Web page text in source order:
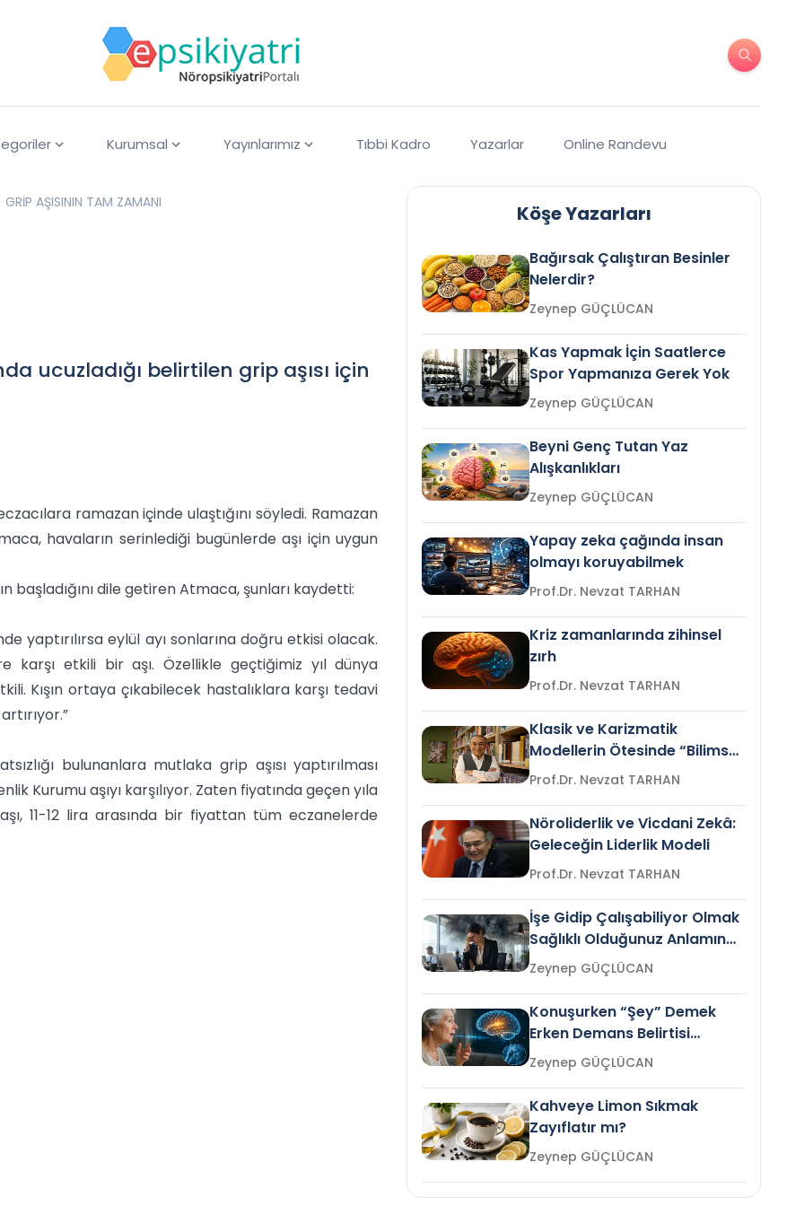
Kurumsal Yayınlarımız Tıbbi Kadro Yazarlar Online Randevu
GRİP AŞISININ TAM ZAMANI
ucuzladığı belirtilen grip aşısı için
ramazan içinde ulaştığını söyledi. Ramazan
havaların serinlediği bugünlerde aşı için uygun
başladığını dile getiren Atmaca, şunları kaydetti:
yaptırılırsa eylül ayı sonlarına doğru etkisi olacak.
karşı etkili bir aşı. Özellikle geçtiğimiz yıl dünya
Kışın ortaya çıkabilecek hastalıklara karşı tedavi
bulunanlara mutlaka grip aşısı yaptırılması
Kurumu aşıyı karşılıyor. Zaten fiyatında geçen yıla
11-12 lira arasında bir fiyattan tüm eczanelerde
Köşe Yazarları
Bağırsak Çalıştıran Besinler
Nelerdir?
Zeynep GÜÇLÜCAN
Kas Yapmak İçin Saatlerce
Spor Yapmanıza Gerek Yok
Zeynep GÜÇLÜCAN
Beyni Genç Tutan Yaz
Alışkanlıkları
Zeynep GÜÇLÜCAN
Yapay zeka çağında insan
olmayı koruyabilmek
Prof.Dr. Nevzat TARHAN
Kriz zamanlarında zihinsel
zırh
Prof.Dr. Nevzat TARHAN
Klasik ve Karizmatik
Modellerin Ötesinde “Bilimsel
Liderlik”
Prof.Dr. Nevzat TARHAN
Nöroliderlik ve Vicdani Zekâ:
Geleceğin Liderlik Modeli
Prof.Dr. Nevzat TARHAN
İşe Gidip Çalışabiliyor Olmak
Sağlıklı Olduğunuz Anlamına
Gelir mi?Zeynep GÜÇLÜCAN
Konuşurken “Şey” Demek
Erken Demans Belirtisi
Olabilir mi?Zeynep GÜÇLÜCAN
Kahveye Limon Sıkmak
Zayıflatır mı?
Zeynep GÜÇLÜCAN